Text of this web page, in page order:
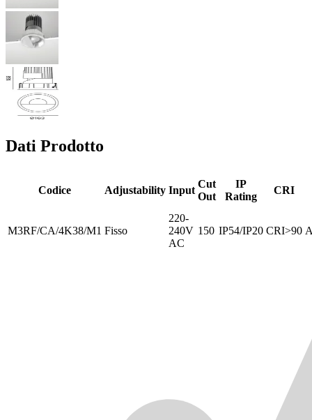
Dati Prodotto
Codice Adjustability Input
Cut
Out
IP
Rating
CRI
M3RF/CA/4K38/M1 Fisso
220-
240V
AC
150 IP54/IP20 CRI>90